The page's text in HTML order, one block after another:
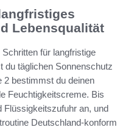
Lebensqualität
für langfristige
du täglichen Sonnenschutz
2 bestimmst du deinen
Feuchtigkeitscreme. Bis
an, und
Deutschland-konform